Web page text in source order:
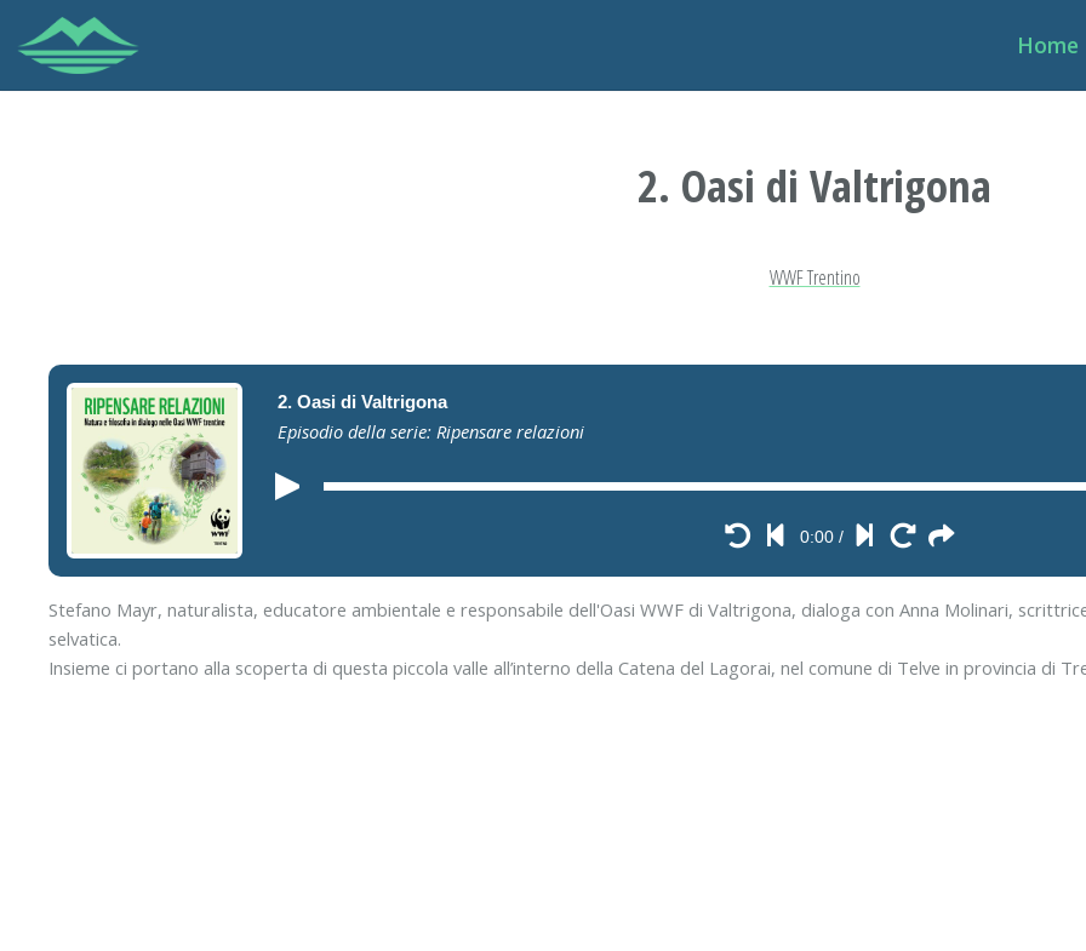
Home
2. Oasi di Valtrigona
WWF Trentino
2. Oasi di Valtrigona
Episodio della serie: Ripensare relazioni
0:00 /
Stefano Mayr, naturalista, educatore ambientale e responsabile dell'Oasi WWF di Valtrigona, dialoga con Anna Molinari,
selvatica.
Insieme ci portano alla scoperta di questa piccola valle all’interno della Catena del Lagorai, nel comune di Telve in provincia di